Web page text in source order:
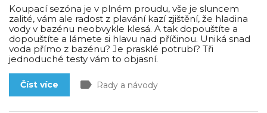
Koupací sezóna je v plném proudu, vše je sluncem
zalité, vám ale radost z plavání kazí zjištění, že hladina
vody v bazénu neobvykle klesá. A tak dopouštíte a
dopouštíte a lámete si hlavu nad příčinou. Uniká snad
voda přímo z bazénu? Je prasklé potrubí? Tři
jednoduché testy vám to objasní.
Číst více label Rady a návody